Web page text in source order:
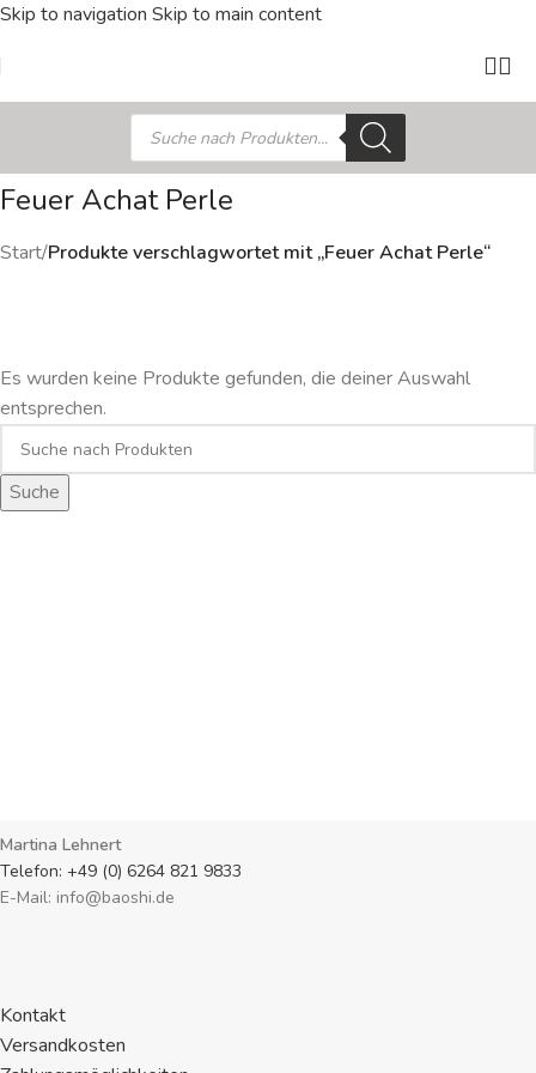
Skip to navigation Skip to main content
Feuer Achat Perle
Start/Produkte verschlagwortet mit „Feuer Achat Perle“
Es wurden keine Produkte gefunden, die deiner Auswahl
entsprechen.
Suche
Martina Lehnert
Telefon: +49 (0) 6264 821 9833
E-Mail: info@baoshi.de
Kontakt
Versandkosten